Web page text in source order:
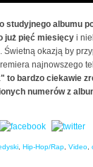
studyjnego albumu
już pięć miesięcy i
Świetną okazją by
najnowszego
to bardzo ciekawie
numerów z
Hip-Hop/Rap Video